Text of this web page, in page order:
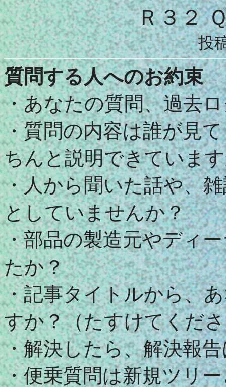
Ｒ３２
投
質問する人へのお約束
・あなたの質問、過去
・質問の内容は誰が見
ちんと説明できていま
・人から聞いた話や、
としていませんか？
・部品の製造元やディ
たか？
・記事タイトルから、
すか？（たすけてくだ
・解決したら、解決報
・便乗質問は新規ツリ